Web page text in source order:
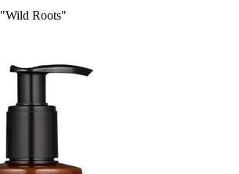
Roots"